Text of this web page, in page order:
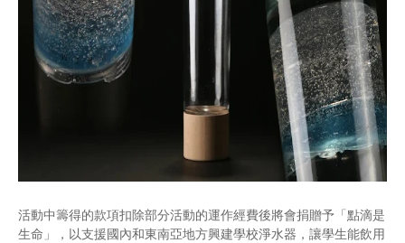
活動中籌得的款項扣除部分活動的運作經費後將會捐贈予「點滴是
生命」，以支援國內和東南亞地方興建學校淨水器，讓學生能飲用